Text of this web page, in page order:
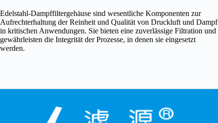
Edelstahl-Dampffiltergehäuse sind wesentliche Komponenten zur
Aufrechterhaltung der Reinheit und Qualität von Druckluft und Dampf
in kritischen Anwendungen. Sie bieten eine zuverlässige Filtration und
gewährleisten die Integrität der Prozesse, in denen sie eingesetzt
werden.